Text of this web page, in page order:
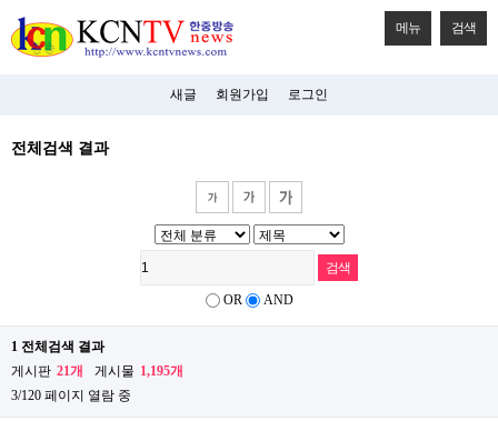
메뉴 검색
새글 회원가입 로그인
전체검색 결과
OR AND
1 전체검색 결과
게시판 21개 게시물 1,195개
3/120 페이지 열람 중